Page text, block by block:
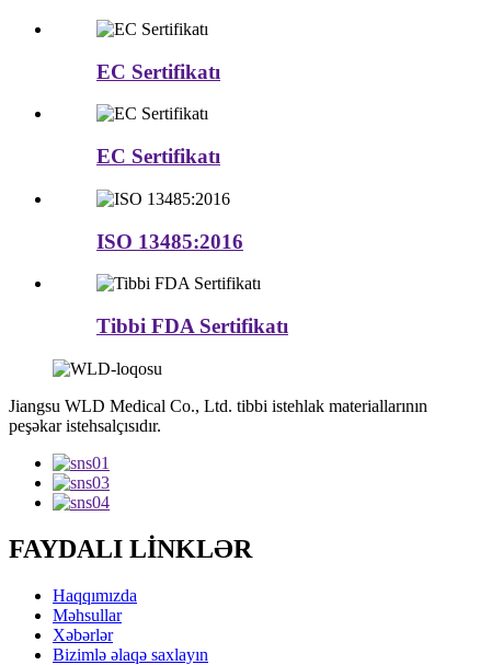
EC Sertifikatı
EC Sertifikatı
ISO 13485:2016
Tibbi FDA Sertifikatı
Jiangsu WLD Medical Co., Ltd. tibbi istehlak materiallarının
peşəkar istehsalçısıdır.
FAYDALI LİNKLƏR
Haqqımızda
Məhsullar
Xəbərlər
Bizimlə əlaqə saxlayın